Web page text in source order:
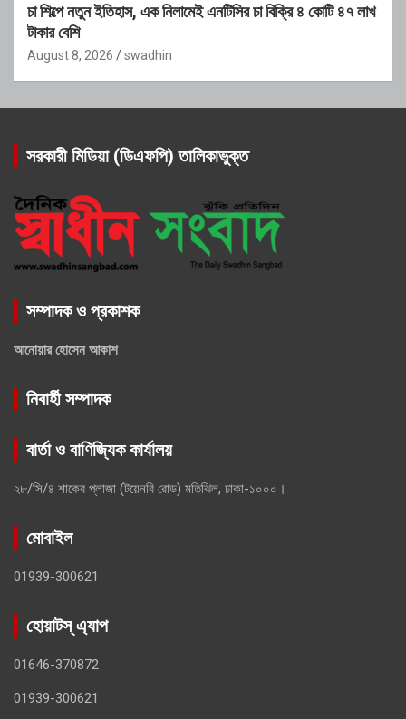
চা শিল্পে নতুন ইতিহাস, এক নিলামেই এনটিসির চা বিক্রি ৪ কোটি ৪৭ লাখ
টাকার বেশি
August 8, 2026 swadhin
সরকারী মিডিয়া (ডিএফপি) তালিকাভুক্ত
সম্পাদক ও প্রকাশক
আনোয়ার হোসেন আকাশ
নিবার্হী সম্পাদক
বার্তা ও বাণিজ্যিক কার্যালয়
২৮/সি/৪ শাকের প্লাজা (টয়েনবি রোড) মতিঝিল, ঢাকা-১০০০।
মোবাইল
01939-300621
হোয়াটস্ এ্যাপ
01646-370872
01939-300621